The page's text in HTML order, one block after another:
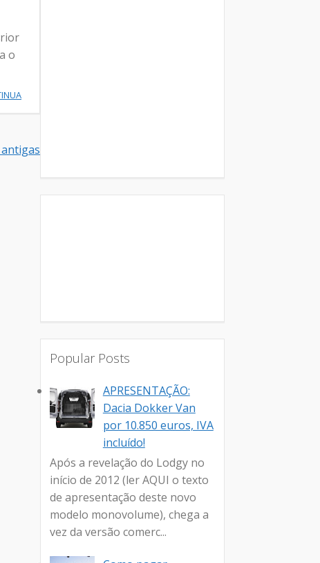
o
Popular Posts
APRESENTAÇÃO:
Dacia Dokker Van
por 10.850 euros, IVA
incluído!
Após a revelação do Lodgy no
início de 2012 (ler AQUI o texto
de apresentação deste novo
modelo monovolume), chega a
vez da versão comerc...